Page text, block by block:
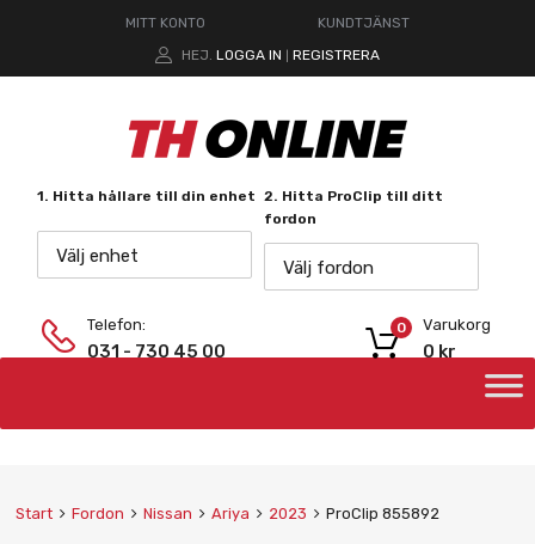
MITT KONTO
KUNDTJÄNST
HEJ. LOGGA IN REGISTRERA
1. Hitta hållare till din enhet
Välj enhet
2. Hitta ProClip till ditt
fordon
Välj fordon
Telefon:
031 - 730 45 00
Varukorg
0 kr
0
Start Fordon Nissan Ariya 2023 ProClip 855892